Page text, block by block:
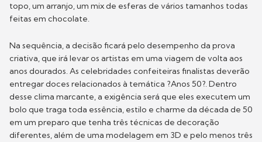
topo, um arranjo, um mix de esferas de vários tamanhos todas
feitas em chocolate.
Na sequência, a decisão ficará pelo desempenho da prova
criativa, que irá levar os artistas em uma viagem de volta aos
anos dourados. As celebridades confeiteiras finalistas deverão
entregar doces relacionados à temática ?Anos 50?. Dentro
desse clima marcante, a exigência será que eles executem um
bolo que traga toda essência, estilo e charme da década de 50
em um preparo que tenha três técnicas de decoração
diferentes, além de uma modelagem em 3D e pelo menos três